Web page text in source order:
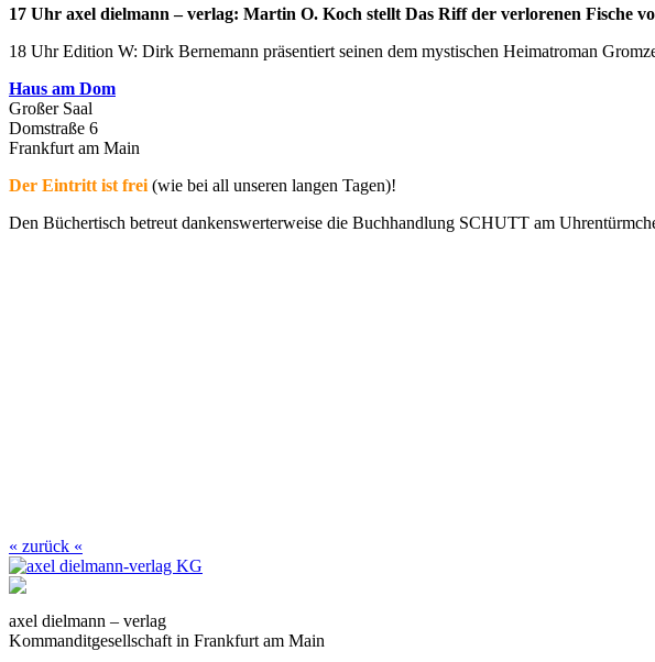
17 Uhr axel dielmann – verlag: Martin O. Koch stellt Das Riff der verlorenen Fische
18 Uhr Edition W: Dirk Bernemann präsentiert seinen dem mystischen Heimatroman
Haus am Dom
Großer Saal
Domstraße 6
Frankfurt am Main
Der Eintritt ist frei(wie bei all unseren langen Tagen)!
Den Büchertisch betreut dankenswerterweise die Buchhandlung SCHUTT am
« zurück «
axel dielmann – verlag
Kommanditgesellschaft in Frankfurt am Main